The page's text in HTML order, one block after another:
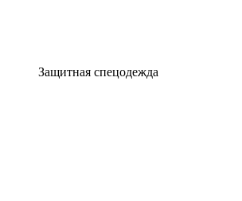
Защитная спецодежда